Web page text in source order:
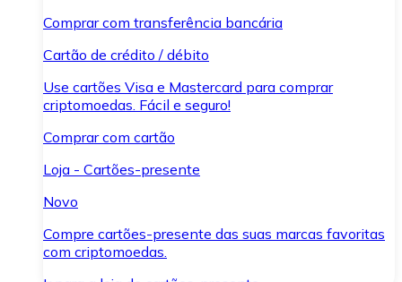
Comprar com transferência bancária
Cartão de crédito / débito
Use cartões Visa e Mastercard para comprar
criptomoedas. Fácil e seguro!
Comprar com cartão
Loja - Cartões-presente
Novo
Compre cartões-presente das suas marcas favoritas
com criptomoedas.